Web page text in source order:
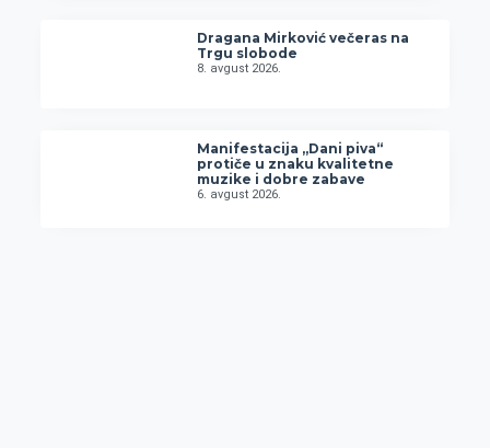
Dragana Mirković večeras na
Trgu slobode
8. avgust 2026.
Manifestacija „Dani piva“
protiče u znaku kvalitetne
muzike i dobre zabave
6. avgust 2026.